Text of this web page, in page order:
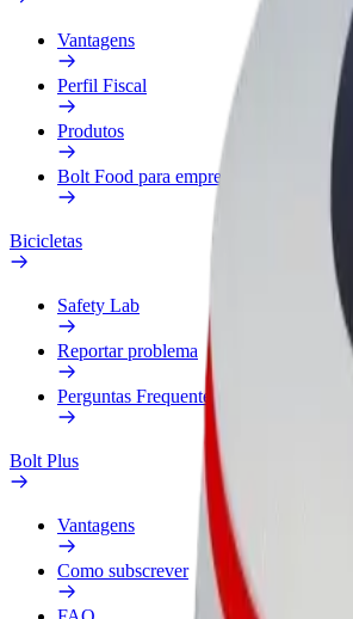
Vantagens
Perfil Fiscal
Produtos
Bolt Food para empresas
Bicicletas
Safety Lab
Reportar problema
Perguntas Frequentes
Bolt Plus
Vantagens
Como subscrever